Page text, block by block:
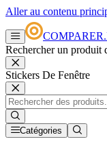
Aller au contenu
Rechercher un produit
Stickers De Fenêtre
Catégories